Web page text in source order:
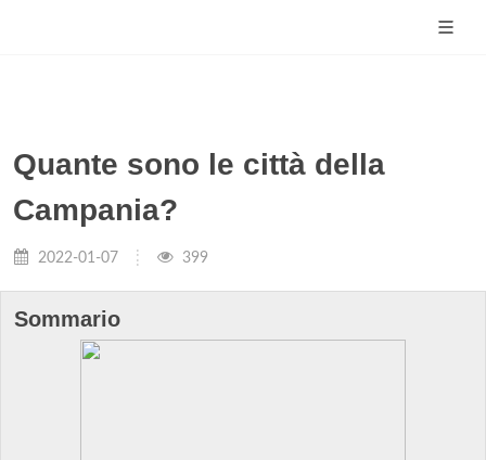
Quante sono le città della
Campania?
2022-01-07 399
Sommario